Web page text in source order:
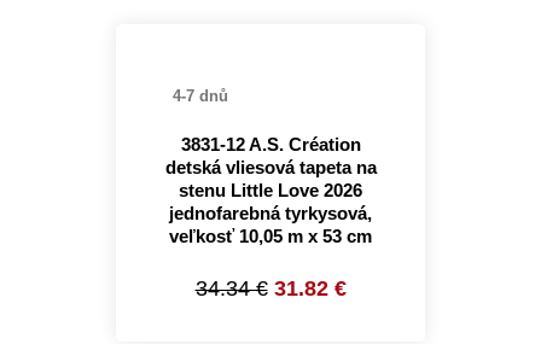
4-7 dnů
3831-12 A.S. Création
detská vliesová tapeta na
stenu Little Love 2026
jednofarebná tyrkysová,
veľkosť 10,05 m x 53 cm
34.34 € 31.82 €